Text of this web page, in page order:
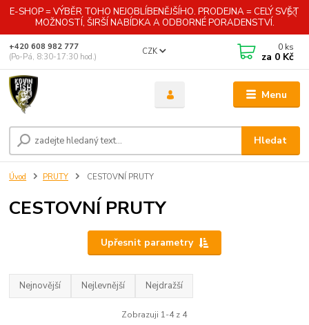
E-SHOP = VÝBĚR TOHO NEJOBLÍBENĚJŠÍHO. PRODEJNA = CELÝ SVĚT
MOŽNOSTÍ, ŠIRŠÍ NABÍDKA A ODBORNÉ PORADENSTVÍ.
Menu
CZK
Hledat
+420 608 982 777
(Po-Pá, 8:30-17:30 hod.)
0 ks
za 0 Kč
Úvod PRUTY CESTOVNÍ PRUTY
CESTOVNÍ PRUTY
Upřesnit parametry
Nejnovější Nejlevnější Nejdražší
Zobrazuji 1-4 z 4